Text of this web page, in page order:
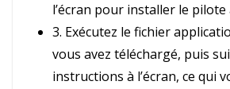
l’écran pour installer le pilote
3. Exécutez le fichier
vous avez téléchargé, puis
instructions à l’écran, ce qui